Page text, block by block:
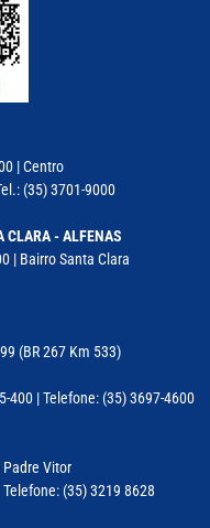
| Centro
(35) 3701-9000
CLARA - ALFENAS
| Bairro Santa Clara
(BR 267 Km 533)
400 | Telefone: (35) 3697-4600
Padre Vitor
(35) 3219 8628